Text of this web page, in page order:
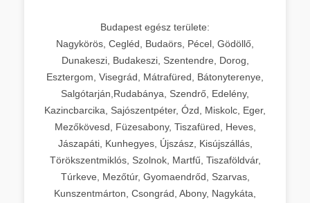
Budapest egész területe:
Nagykörös, Cegléd, Budaörs, Pécel, Gödöllő,
Dunakeszi, Budakeszi, Szentendre, Dorog,
Esztergom, Visegrád, Mátrafüred, Bátonyterenye,
Salgótarján,Rudabánya, Szendrő, Edelény,
Kazincbarcika, Sajószentpéter, Ózd, Miskolc, Eger,
Mezőkövesd, Füzesabony, Tiszafüred, Heves,
Jászapáti, Kunhegyes, Újszász, Kisújszállás,
Törökszentmiklós, Szolnok, Martfű, Tiszaföldvár,
Túrkeve, Mezőtúr, Gyomaendrőd, Szarvas,
Kunszentmárton, Csongrád, Abony, Nagykáta,